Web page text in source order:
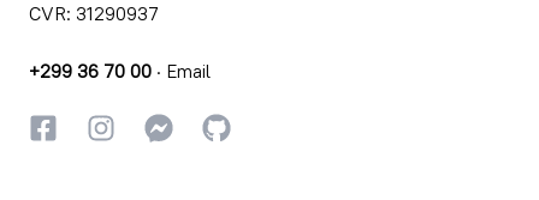
CVR: 31290937
+299 36 70 00 · Email
FacebookInstagramInstagram
GitHub